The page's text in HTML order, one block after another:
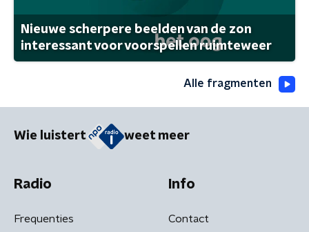
Nieuwe scherpere beelden van de zon
interessant voor voorspellen ruimteweer
Alle fragmenten
Wie luistert weet meer
Radio
Frequenties
Info
Contact